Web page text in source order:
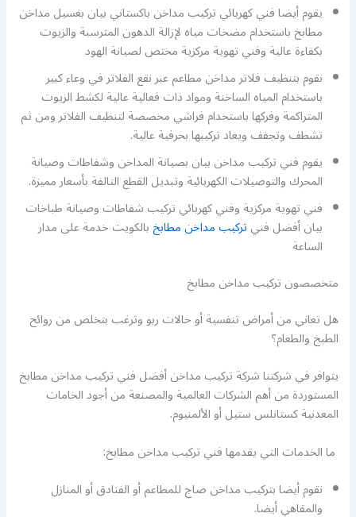
يقوم أيضا فني كهربائي تركيب مداخن باكستاني بيان بغسيل مداخن
مطابخ باستخدام مضخات مياه لإزالة الدهون المترسبة والزيوت
بكفاءة عالية وفني تهوية مركزية مختص لصيانة الهود
نقوم بتنظيف فلاتر مداخن مطاعم عبر نقع الفلاتر في وعاء كبير
باستخدام المياه الساخنة ومواد ذات فعالية عالية لكشط الزيوت
المتراكمة وفركها باستخدام فراشي مخصصة لتنظيف الفلاتر ومن ثم
تشطف وتجفف ويعاد تركيبها بحرفية عالية.
يقوم فني تركيب مداخن بيان بصيانة المداخن وشفاطات وصيانة
المحرك والتوصيلات الكهربائية وتبديل القطع التالفة بأسعار مميزة.
فني تهوية مركزية وفني كهربائي تركيب شفاطات وصيانة طباخات
بيان أفضل فنيتركيب مداخن مطابخبالكويت خدمة على مدار
الساعة
متخصصون تركيب مداخن مطابخ
هل تعاني من أمراض تنفسية أو حالات ربو وترغب بتخلص من روائح
الطبخ والطعام؟
يتوافر في شركتنا شركة تركيب مداخن أفضل فني تركيب مداخن مطابخ
المستوردة من أهم الشركات العالمية والمصنعة من أجود الخامات
المعدنية كستانلس ستيل أو الألمنيوم.
ما الخدمات التي يقدمها فني تركيب مداخن مطابخ:
نقوم أيضا بتركيب مداخن صاج للمطاعم أو الفنادق أو المنازل
والمقاهي أيضا.